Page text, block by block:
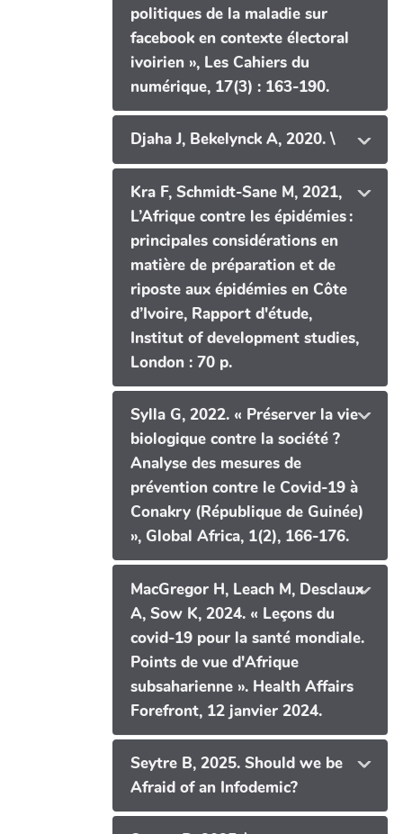
politiques de la maladie sur
facebook en contexte électoral
ivoirien », Les Cahiers du
numérique, 17(3) : 163-190.
Djaha J, Bekelynck A, 2020. \
Kra F, Schmidt-Sane M, 2021,
L’Afrique contre les épidémies :
principales considérations en
matière de préparation et de
riposte aux épidémies en Côte
d’Ivoire, Rapport d'étude,
Institut of development studies,
London : 70 p.
Sylla G, 2022. « Préserver la vie
biologique contre la société ?
Analyse des mesures de
prévention contre le Covid-19 à
Conakry (République de Guinée)
», Global Africa, 1(2), 166-176.
MacGregor H, Leach M, Desclaux
A, Sow K, 2024. « Leçons du
covid-19 pour la santé mondiale.
Points de vue d'Afrique
subsaharienne ». Health Affairs
Forefront, 12 janvier 2024.
Seytre B, 2025. Should we be
Afraid of an Infodemic?